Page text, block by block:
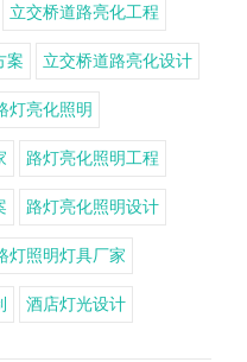
立交桥道路亮化工程
案 立交桥道路亮化设计
灯亮化照明
路灯亮化照明工程
路灯亮化照明设计
灯照明灯具厂家
酒店灯光设计